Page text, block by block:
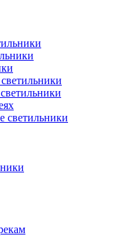
светильники